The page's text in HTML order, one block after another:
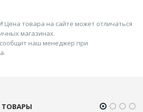
Цена товара на сайте может отличаться
магазинах.
наш менеджер при